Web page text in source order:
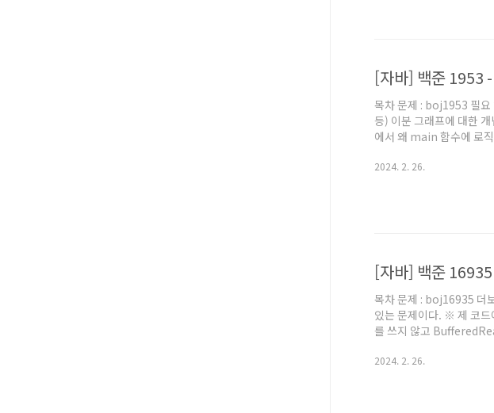
[자바] 백준 1953
목차 문제 : boj1953 필
등) 이분 그래프에 대한
에서 왜 main 함수에 로
해주세요. 백준을 자바로
2024. 2. 26.
[자바] 백준
목차 문제 : boj16935 더
있는 문제이다. ※ 제 코
를 쓰지 않고
의 팁을 원하시는 분들도
2024. 2. 26.